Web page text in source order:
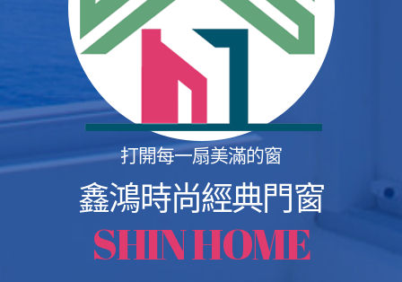
打開每一扇美滿的窗
鑫鴻時尚經典門窗
SHIN HOME